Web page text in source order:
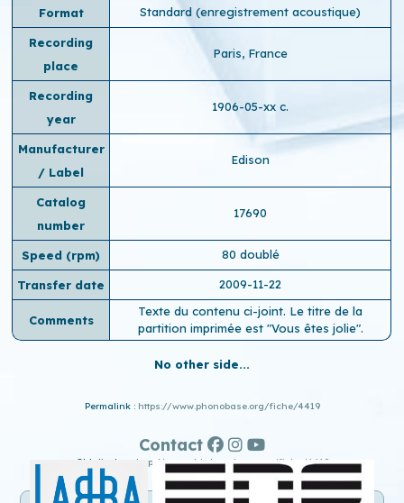
Format Standard (enregistrement acoustique)
Recording
place
Paris, France
Recording
year
1906-05-xx c.
Manufacturer
/ Label
Edison
Catalog
number
17690
Speed ​​(rpm) 80 doublé
Transfer date 2009-11-22
Comments
Texte du contenu ci-joint. Le titre de la
partition imprimée est "Vous êtes jolie".
No other side...
Permalink : https://www.phonobase.org/fiche/4419
Old display : http://www.old.phonobase.org/fiche/4419
Contact